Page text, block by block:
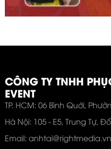
CÔNG TY TNHH
EVENT
TP. HCM: 06 Bình Quới,
Hà Nội: 105 - E5, Trung Tự,
Email: anhtai@rightmedia.vn